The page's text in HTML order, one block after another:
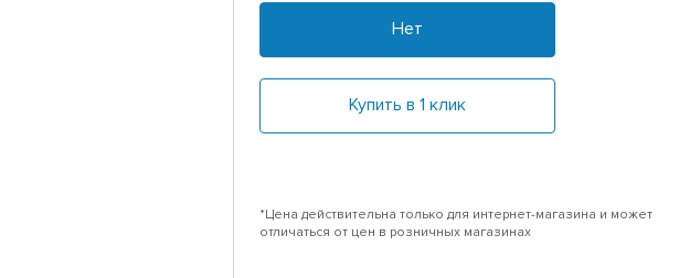
Нет
Купить в 1 клик
*Цена действительна только для интернет-магазина и может
отличаться от цен в розничных магазинах